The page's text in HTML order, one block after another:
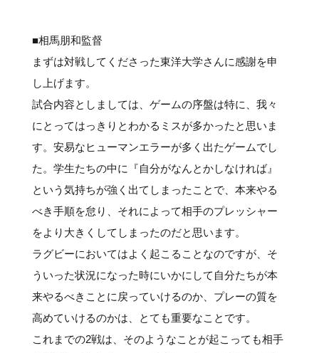
■相馬朋和監督
まずは対戦してくださった東洋大学さんに感謝を申
し上げます。
試合内容としましては、ゲームの序盤は特に、我々
にとってはっきりとわかるミスが多かったと思いま
す。安易なヒューマンエラーが多く出たゲームでし
た。学生たちの中に『自分がなんとかしなければ』
という気持ちが強く出てしまったことで、本来やる
べき手順を怠り、それによって相手のプレッシャー
をより大きくしてしまったのだと思います。
ラグビーにおいてはよく起こることなのですが、そ
ういった状況になった時にいかにして自分たちが本
来やるべきことに戻っていけるのか、プレーの質を
高めていけるのかは、とても重要なことです。
これまでの2戦は、そのようなことが起こっても相手